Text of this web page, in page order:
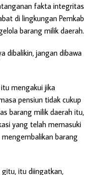
fakta integritas
di lingkungan Pemkab
barang milik daerah.
dibalikin, jangan dibawa
mengakui jika
pensiun tidak cukup
barang milik daerah itu,
yang telah memasuki
barang
gitu, itu diingatkan,